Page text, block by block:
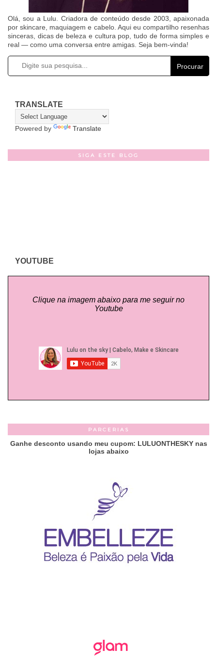
Olá, sou a Lulu. Criadora de conteúdo desde 2003, apaixonada
por skincare, maquiagem e cabelo. Aqui eu compartilho resenhas
sinceras, dicas de beleza e cultura pop, tudo de forma simples e
real — como uma conversa entre amigas. Seja bem-vinda!
Procurar
TRANSLATE
Powered by Translate
SIGA ESTE BLOG
YOUTUBE
Clique na imagem abaixo para me seguir no
Youtube
PARCERIAS
Ganhe desconto usando meu cupom: LULUONTHESKY nas
lojas abaixo